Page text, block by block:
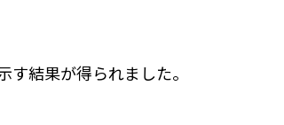
結果が得られました。